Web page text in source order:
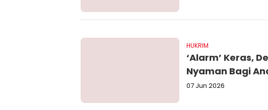
HUKRIM
‘Alarm’ Keras,
Nyaman Bagi
07 Jun 2026